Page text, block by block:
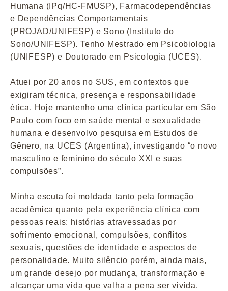
Humana (IPq/HC-FMUSP), Farmacodependências
e Dependências Comportamentais
(PROJAD/UNIFESP) e Sono (Instituto do
Sono/UNIFESP). Tenho Mestrado em Psicobiologia
(UNIFESP) e Doutorado em Psicologia (UCES).
Atuei por 20 anos no SUS, em contextos que
exigiram técnica, presença e responsabilidade
ética. Hoje mantenho uma clínica particular em São
Paulo com foco em saúde mental e sexualidade
humana e desenvolvo pesquisa em Estudos de
Gênero, na UCES (Argentina), investigando “o novo
masculino e feminino do século XXI e suas
compulsões”.
Minha escuta foi moldada tanto pela formação
acadêmica quanto pela experiência clínica com
pessoas reais: histórias atravessadas por
sofrimento emocional, compulsões, conflitos
sexuais, questões de identidade e aspectos de
personalidade. Muito silêncio porém, ainda mais,
um grande desejo por mudança, transformação e
alcançar uma vida que valha a pena ser vivida.